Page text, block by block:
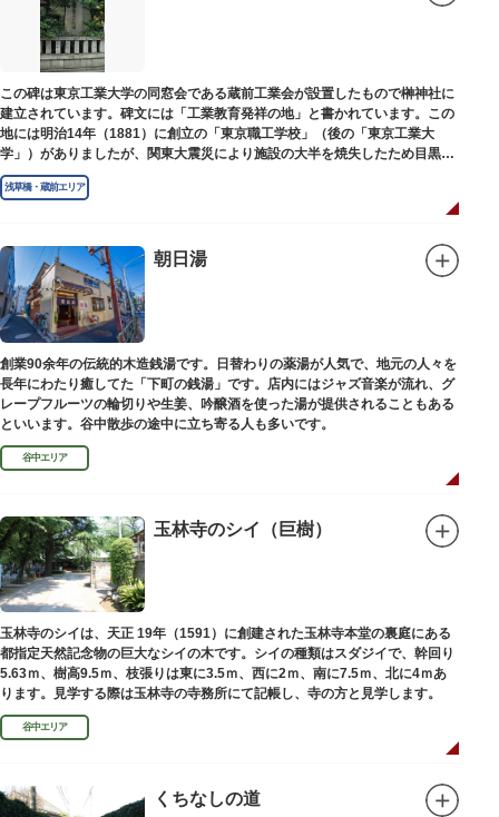
この碑は東京工業大学の同窓会である蔵前工業会が設置したもので榊神社に
建立されています。碑文には「工業教育発祥の地」と書かれています。この
地には明治14年（1881）に創立の「東京職工学校」（後の「東京工業大
学」）がありましたが、関東大震災により施設の大半を焼失したため目黒に
移転しました。
浅草橋・蔵前エリア
朝日湯
創業90余年の伝統的木造銭湯です。日替わりの薬湯が人気で、地元の人々を
長年にわたり癒してた「下町の銭湯」です。店内にはジャズ音楽が流れ、グ
レープフルーツの輪切りや生姜、吟醸酒を使った湯が提供されることもある
といいます。谷中散歩の途中に立ち寄る人も多いです。
谷中エリア
玉林寺のシイ（巨樹）
玉林寺のシイは、天正 19年（1591）に創建された玉林寺本堂の裏庭にある
都指定天然記念物の巨大なシイの木です。シイの種類はスダジイで、幹回り
5.63ｍ、樹高9.5ｍ、枝張りは東に3.5ｍ、西に2ｍ、南に7.5ｍ、北に4ｍあ
ります。見学する際は玉林寺の寺務所にて記帳し、寺の方と見学します。
谷中エリア
くちなしの道